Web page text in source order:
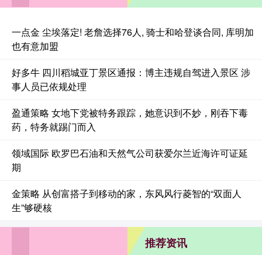
一点金 尘埃落定! 老詹选择76人, 骑士和哈登谈合同, 库明加
也有意加盟
好多牛 四川稻城亚丁景区通报：博主违规自驾进入景区 涉
事人员已依规处理
盈通策略 女地下党被特务跟踪，她意识到不妙，刚吞下毒
药，特务就踢门而入
领域国际 欧罗巴石油和天然气公司获爱尔兰近海许可证延
期
金策略 从创富搭子到移动的家，东风风行菱智的“双面人
生”够硬核
推荐资讯